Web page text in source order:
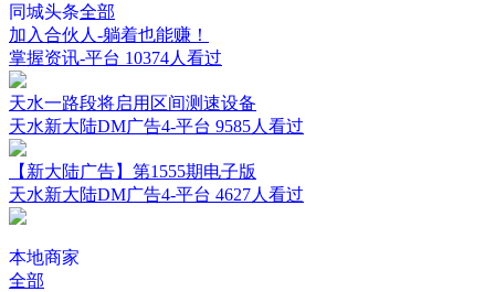
同城头条全部
加入合伙人-躺着也能赚！
掌握资讯-平台 10374人看过
天水一路段将启用区间测速设备
天水新大陆DM广告4-平台 9585人看过
【新大陆广告】第1555期电子版
天水新大陆DM广告4-平台 4627人看过
本地商家
全部